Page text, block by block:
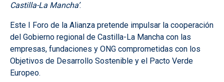
Castilla-La Mancha’.
Este I Foro de la Alianza pretende impulsar la cooperación
del Gobierno regional de Castilla-La Mancha con las
empresas, fundaciones y ONG comprometidas con los
Objetivos de Desarrollo Sostenible y el Pacto Verde
Europeo.